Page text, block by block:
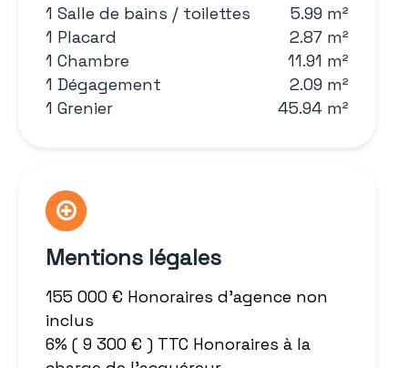
1 Salle de bains / toilettes
5.99 m²
1 Placard
2.87 m²
1 Chambre
11.91 m²
1 Dégagement
2.09 m²
1 Grenier
45.94 m²
Mentions légales
155 000 € Honoraires d'agence non
inclus
6% ( 9 300 € ) TTC Honoraires à la